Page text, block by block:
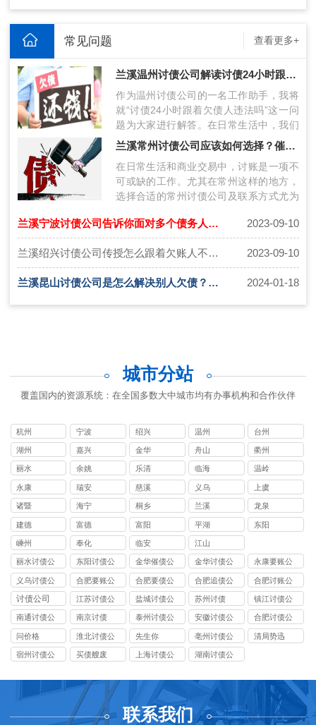
常见问题 查看更多+
兰溪温州讨债公司解读讨债24小时跟着欠债人违法吗
作为温州讨债公司的一名工作助手，我将
就“讨债24小时跟着欠债人违法吗”这一问
题为大家进行解答。在日常生活中，我们
经常会遭遇欠债不还的情况，这让很多
人…
兰溪常州讨债公司应该如何选择？催债公司联系方式获得技巧
在日常生活和商业交易中，讨账是一项不
可或缺的工作。尤其在常州这样的地方，
选择合适的常州讨债公司及联系方式尤为
选…
兰溪宁波讨债公司告诉你面对多个债务人同时出现时处理方法 2023-09-10
兰溪绍兴讨债公司传授怎么跟着欠账人不违法 2023-09-10
兰溪昆山讨债公司是怎么解决别人欠债？这六种方式需要了解！ 2024-01-18
城市分站
覆盖国内的资源系统：在全国多数大中城市均有办事机构和合作伙伴
杭州 宁波 绍兴 温州 台州
湖州 嘉兴 金华 舟山 衢州
丽水 余姚 乐清 临海 温岭
永康 瑞安 慈溪 义乌 上虞
诸暨 海宁 桐乡 兰溪 龙泉
建德 富德 富阳 平湖 东阳
嵊州 奉化 临安 江山
丽水讨债公
司
东阳讨债公
司
金华催债公
司
金华讨债公
司
永康要账公
司
义乌讨债公
司
合肥要账公
司
合肥要债公
司
合肥追债公
司
合肥讨账公
司
讨债公司
江苏讨债公
司
盐城讨债公
司
苏州讨债
镇江讨债公
司
南通讨债公
司
南京讨债
泰州讨债公
司
安徽讨债公
司
合肥讨债公
司
问价格
淮北讨债公
司
先生你
亳州讨债公
司
清局势迅
宿州讨债公
买债艘废
上海讨债公
湖南讨债公
联系我们